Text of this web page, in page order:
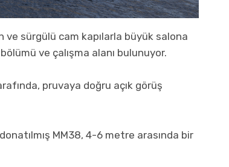
sürgülü cam kapılarla büyük salona
ve çalışma alanı bulunuyor.
pruvaya doğru açık görüş
MM38, 4-6 metre arasında bir